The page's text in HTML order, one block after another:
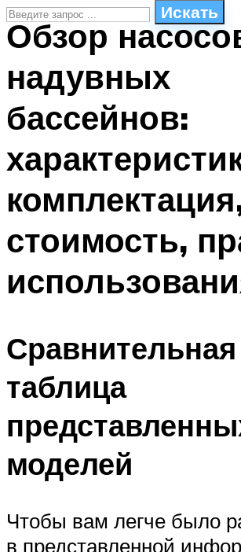
Искать
СТИЛИ ПЛАВАНЬЯ
ПЛАВАНЬЕ ДЛЯ ДЕТЕЙ
БАССЕЙН ДЛЯ ДОМА
МЕНЮ
Обзор
надувных
бассейнов:
стоимость,
Сравнительная
таблица
моделей
Чтобы вам легче было
в представленной